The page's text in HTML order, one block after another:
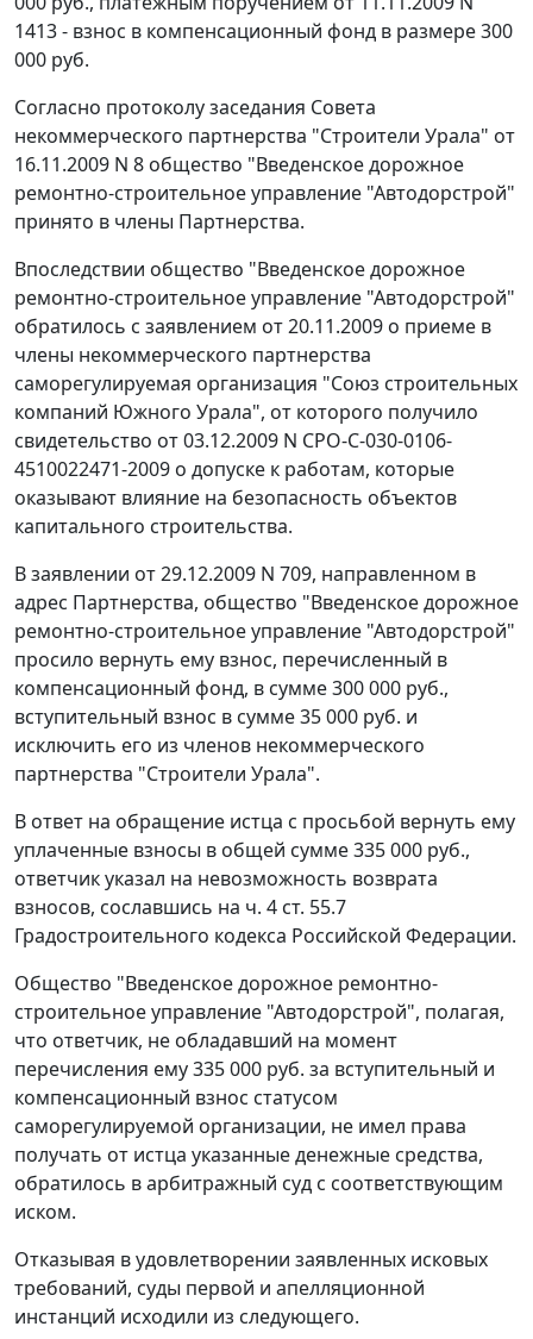
1413 - взнос в компенсационный фонд в размере 300
000 руб.
Согласно протоколу заседания Совета
некоммерческого партнерства "Строители Урала" от
16.11.2009 N 8 общество "Введенское дорожное
ремонтно-строительное управление "Автодорстрой"
принято в члены Партнерства.
Впоследствии общество "Введенское дорожное
ремонтно-строительное управление "Автодорстрой"
обратилось с заявлением от 20.11.2009 о приеме в
члены некоммерческого партнерства
саморегулируемая организация "Союз строительных
компаний Южного Урала", от которого получило
свидетельство от 03.12.2009 N СРО-С-030-0106-
4510022471-2009 о допуске к работам, которые
оказывают влияние на безопасность объектов
капитального строительства.
В заявлении от 29.12.2009 N 709, направленном в
адрес Партнерства, общество "Введенское дорожное
ремонтно-строительное управление "Автодорстрой"
просило вернуть ему взнос, перечисленный в
компенсационный фонд, в сумме 300 000 руб.,
вступительный взнос в сумме 35 000 руб. и
исключить его из членов некоммерческого
партнерства "Строители Урала".
В ответ на обращение истца с просьбой вернуть ему
уплаченные взносы в общей сумме 335 000 руб.,
ответчик указал на невозможность возврата
взносов, сославшись на ч. 4 ст. 55.7
Градостроительного кодекса Российской Федерации.
Общество "Введенское дорожное ремонтно-
строительное управление "Автодорстрой", полагая,
что ответчик, не обладавший на момент
перечисления ему 335 000 руб. за вступительный и
компенсационный взнос статусом
саморегулируемой организации, не имел права
получать от истца указанные денежные средства,
обратилось в арбитражный суд с соответствующим
иском.
Отказывая в удовлетворении заявленных исковых
требований, суды первой и апелляционной
инстанций исходили из следующего.